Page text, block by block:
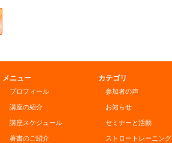
メニュー
プロフィール
講座の紹介
講座スケジュール
著書のご紹介
カテゴリ
参加者の声
お知らせ
セミナーと活動
ストロートレーニング